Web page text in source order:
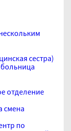
сестра)
отделение
смена
по